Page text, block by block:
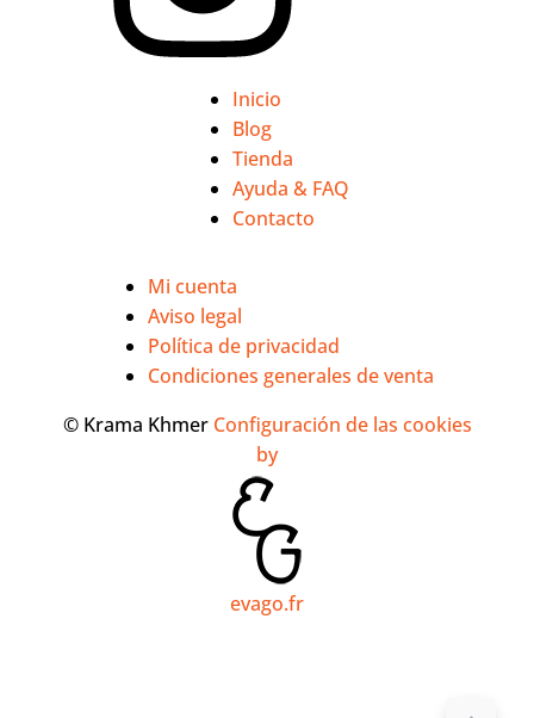
Inicio
Blog
Tienda
Ayuda & FAQ
Contacto
Mi cuenta
Aviso legal
Política de privacidad
Condiciones generales de venta
© Krama Khmer Configuración de las cookies
by
evago.fr